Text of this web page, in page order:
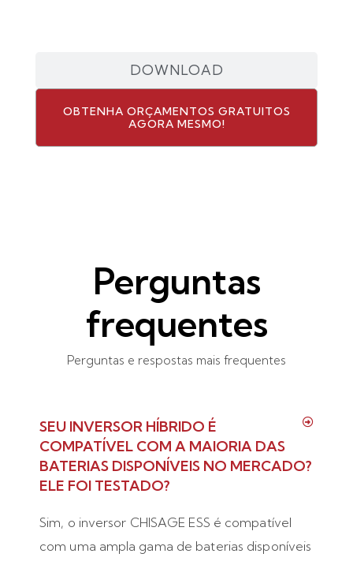
DOWNLOAD
OBTENHA ORÇAMENTOS GRATUITOS
AGORA MESMO!
Perguntas
frequentes
Perguntas e respostas mais frequentes
SEU INVERSOR HÍBRIDO É
COMPATÍVEL COM A MAIORIA DAS
BATERIAS DISPONÍVEIS NO MERCADO?
ELE FOI TESTADO?
Sim, o inversor CHISAGE ESS é compatível
com uma ampla gama de baterias disponíveis